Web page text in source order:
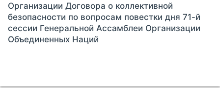
Организации Договора о коллективной
безопасности по вопросам повестки дня 71-й
сессии Генеральной Ассамблеи Организации
Объединенных Наций